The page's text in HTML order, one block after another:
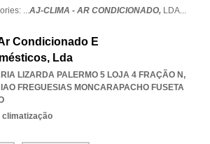
...AJ-CLIMA - AR CONDICIONADO, LDA...
Condicionado E
Lda
LIZARDA PALERMO 5 LOJA 4 FRAÇÃO N,
FREGUESIAS MONCARAPACHO FUSETA
climatização